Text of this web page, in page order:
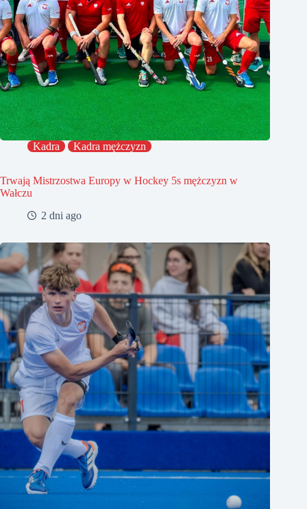
Kadra Kadra mężczyzn
Trwają Mistrzostwa Europy w Hockey 5s mężczyzn w
Wałczu
2 dni ago